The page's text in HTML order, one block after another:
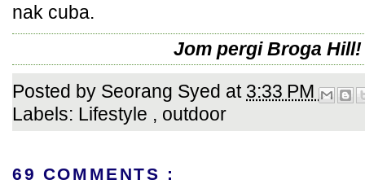
nak cuba.
Jom pergi Broga
Posted by Seorang Syed at 3:33 PM
Labels: Lifestyle , outdoor
69 COMMENTS :